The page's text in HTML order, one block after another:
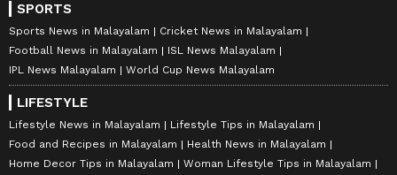
SPORTS
Sports News in Malayalam
Cricket News in Malayalam
Football News in Malayalam
ISL News Malayalam
IPL News Malayalam
World Cup News Malayalam
LIFESTYLE
Lifestyle News in Malayalam
Lifestyle Tips in Malayalam
Food and Recipes in Malayalam
Health News in Malayalam
Home Decor Tips in Malayalam
Woman Lifestyle Tips in Malayalam